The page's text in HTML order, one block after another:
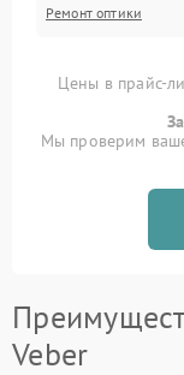
Ремонт оптики
Цены в прайс-
Мы проверим
Veber